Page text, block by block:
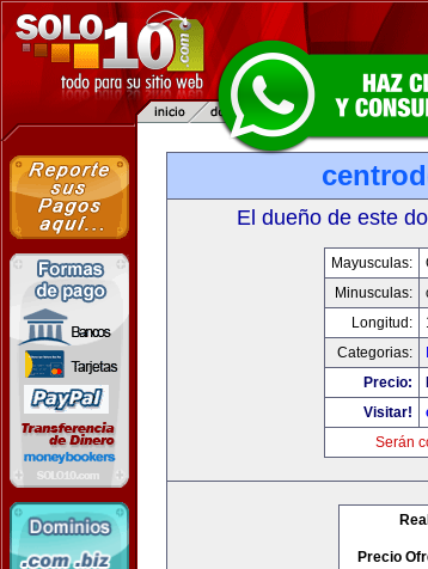
El dueño de este
Mayusculas:
Minusculas:
Longitud:
Categorias:
Precio:
Visitar!
Serán
Precio